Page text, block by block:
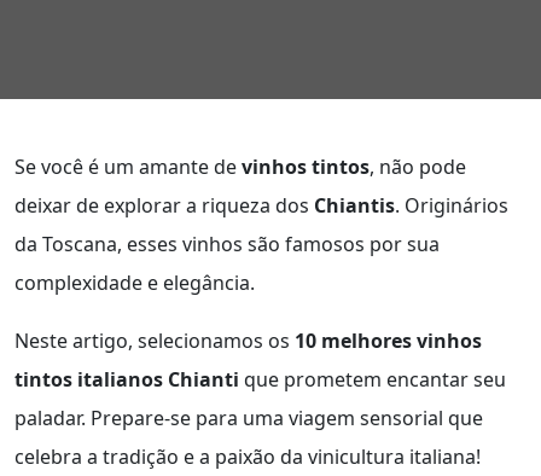
Se você é um amante devinhos tintos, não pode
deixar de explorar a riqueza dos Chiantis. Originários
da Toscana, esses vinhos são famosos por sua
complexidade e elegância.
Neste artigo, selecionamos os 10 melhores vinhos
tintos italianos Chianti que prometem encantar seu
paladar. Prepare-se para uma viagem sensorial que
celebra a tradição e a paixão da vinicultura italiana!